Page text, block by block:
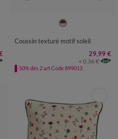
Coussin texturé motif soleil
29,99 €
+ 0,36 €
-50% dès 2 art Code 899013